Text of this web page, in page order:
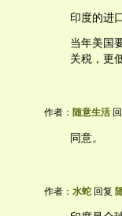
印度的进
当年美国
关税，更
作者： 随意生活
同意。
作者： 水蛇 回复